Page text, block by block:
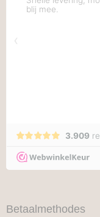
Betaalmethodes